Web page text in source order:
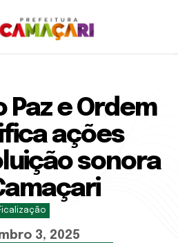
Paz e Ordem
ações
sonora
3, 2025